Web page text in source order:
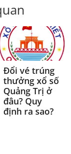
Đổi vé trúng
thưởng xổ số
Quảng Trị ở
đâu? Quy
định ra sao?